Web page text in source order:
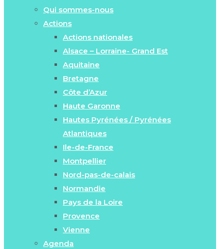
Qui sommes-nous
Actions
Actions nationales
Alsace – Lorraine- Grand Est
Aquitaine
Bretagne
Côte d’Azur
Haute Garonne
Hautes Pyrénées / Pyrénées
Atlantiques
Ile-de-France
Montpellier
Nord-pas-de-calais
Normandie
Pays de la Loire
Provence
Vienne
Agenda